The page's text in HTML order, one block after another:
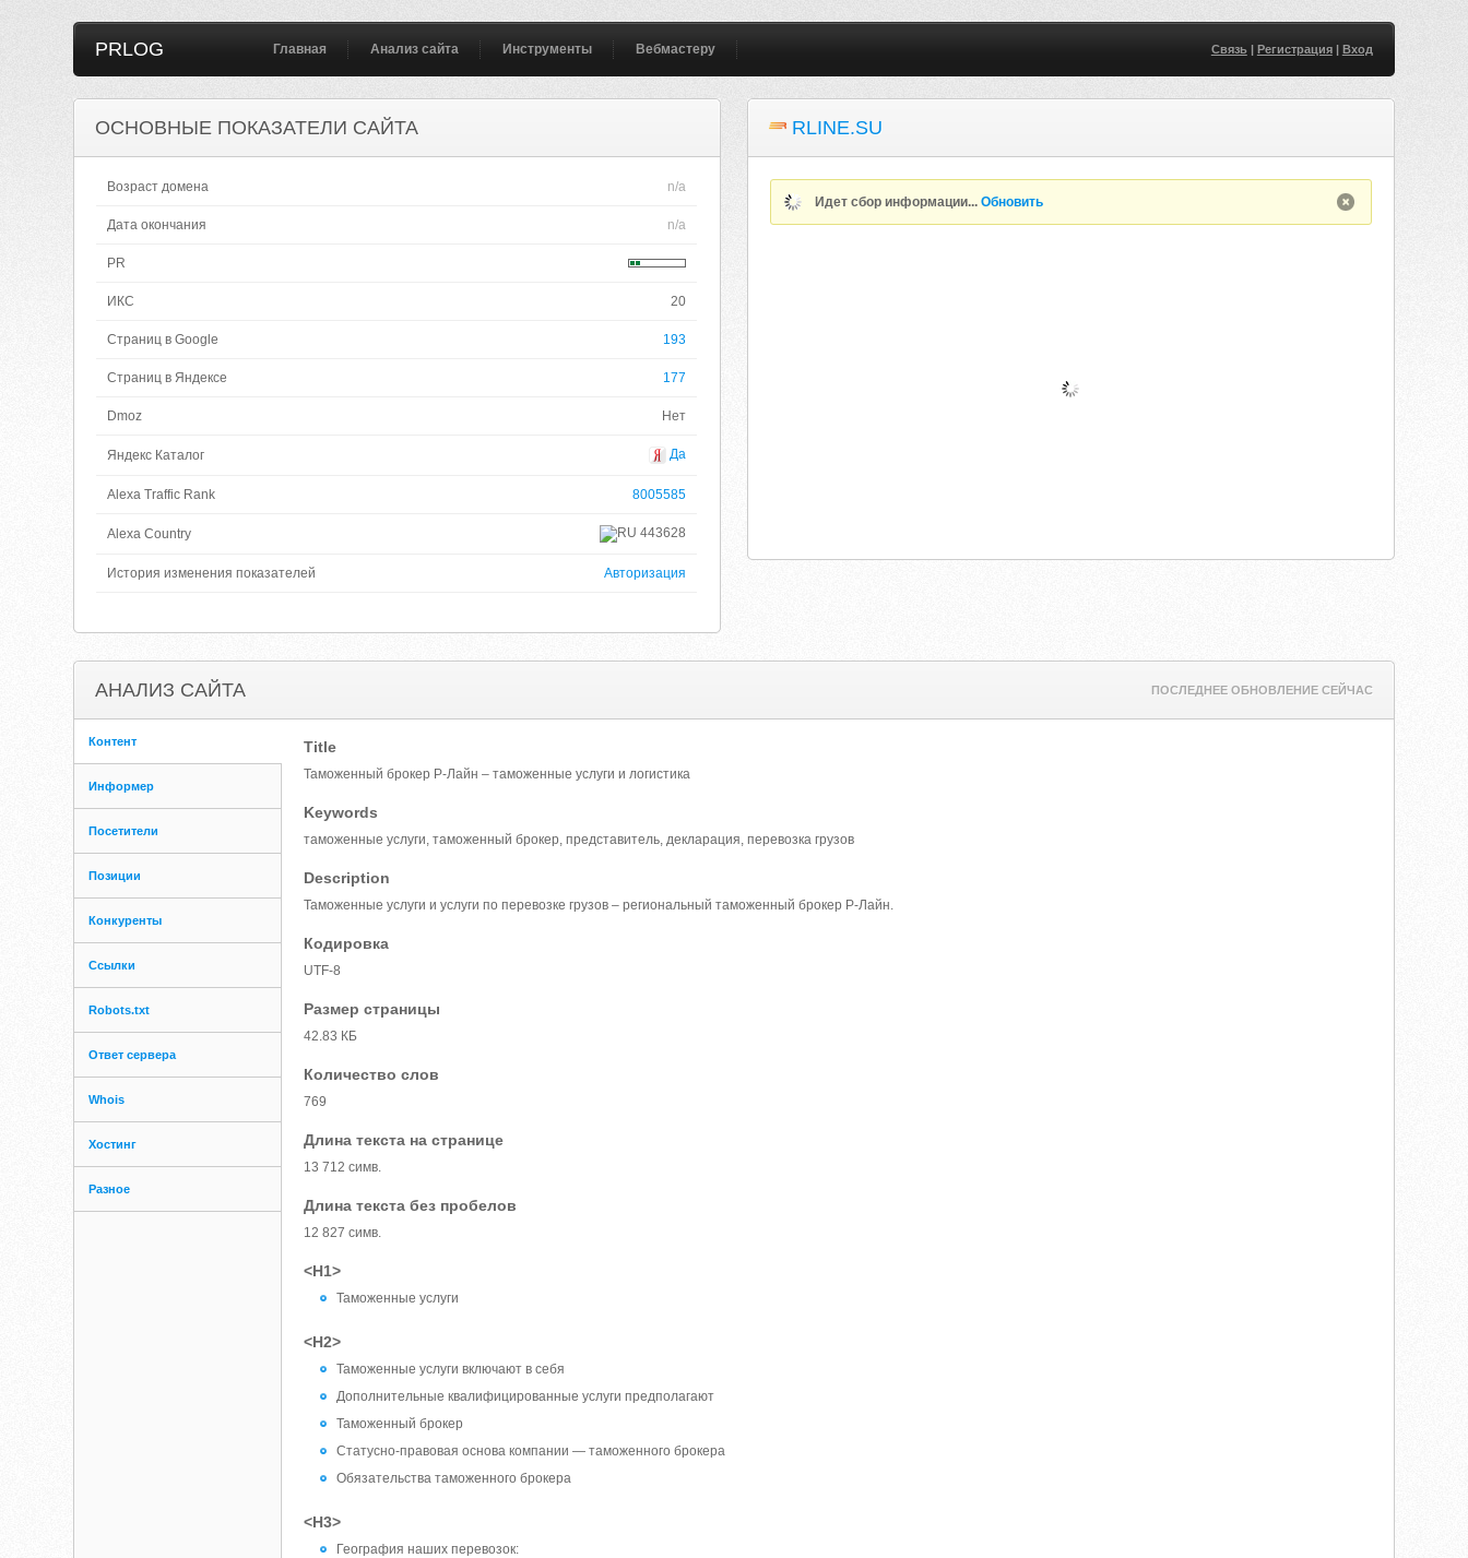
PRLOG Главная Анализ сайта Инструменты Вебмастеру Связь| Регистрация| Вход
ОСНОВНЫЕ ПОКАЗАТЕЛИ САЙТА
Возраст домена n/a
Дата окончания n/a
PR
ИКС 20
Страниц в Google 193
Страниц в Яндексе 177
Dmoz Нет
Яндекс Каталог Да
Alexa Traffic Rank 8005585
Alexa Country 443628
История изменения показателей Авторизация
RLINE.SU
Идет сбор информации...Обновить
АНАЛИЗ САЙТА ПОСЛЕДНЕЕ ОБНОВЛЕНИЕ СЕЙЧАС
Контент
Информер
Посетители
Позиции
Конкуренты
Ссылки
Robots.txt
Ответ сервера
Whois
Хостинг
Разное
Title
Таможенный брокер Р-Лайн – таможенные услуги и логистика
Keywords
таможенные услуги, таможенный брокер, представитель, декларация, перевозка грузов
Description
Таможенные услуги и услуги по перевозке грузов – региональный таможенный брокер Р-Лайн.
Кодировка
UTF-8
Размер страницы
42.83 КБ
Количество слов
769
Длина текста на странице
13 712 симв.
Длина текста без пробелов
12 827 симв.
<H1>
Таможенные услуги
<H2>
Таможенные услуги включают в себя
Дополнительные квалифицированные услуги предполагают
Таможенный брокер
Статусно-правовая основа компании — таможенного брокера
Обязательства таможенного брокера
<H3>
География наших перевозок: